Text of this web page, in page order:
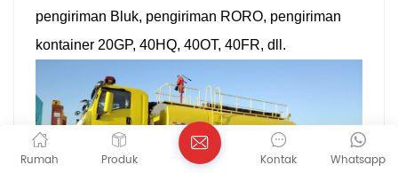
pengiriman Bluk, pengiriman RORO, pengiriman
kontainer 20GP, 40HQ, 40OT, 40FR, dll.
Rumah Produk Whatsapp
Kontak